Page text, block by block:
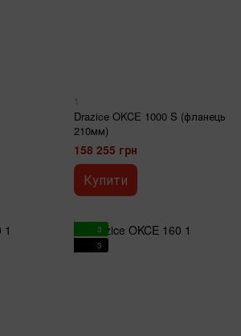
1
Drazice OKCE 1000 S (фланець
210мм)
158 255 грн
Купити
3
3